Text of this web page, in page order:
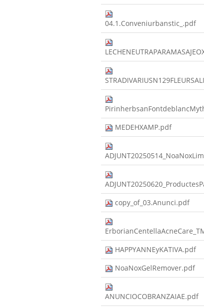
04.1.Conveniurbanstic_.pdf
MEDEHXAMP.pdf
copy_of_03.Anunci.pdf
HAPPYANNEyKATIVA.pdf
NoaNoxGelRemover.pdf
ANUNCIOCOBRANZAIAE.pdf